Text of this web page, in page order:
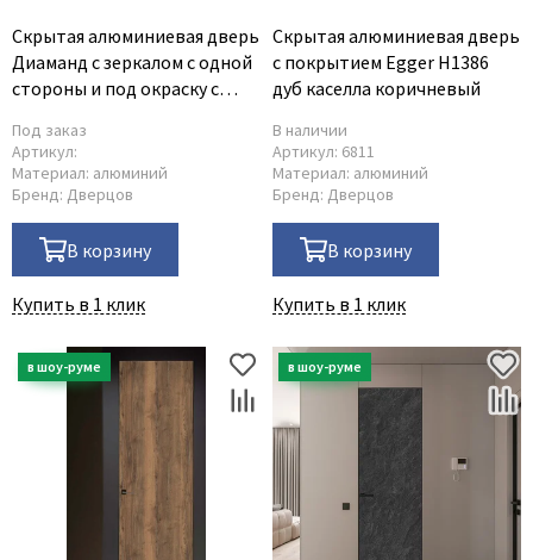
Скрытая алюминиевая дверь
Диаманд с зеркалом с одной
стороны и под окраску с
Под заказ
Артикул:
Материал: алюминий
Бренд: Дверцов
В корзину
Купить в 1 клик
Скрытая алюминиевая дверь
с покрытием Egger H1386
дуб каселла коричневый
В наличии
Артикул: 6811
Материал: алюминий
Бренд: Дверцов
В корзину
Купить в 1 клик